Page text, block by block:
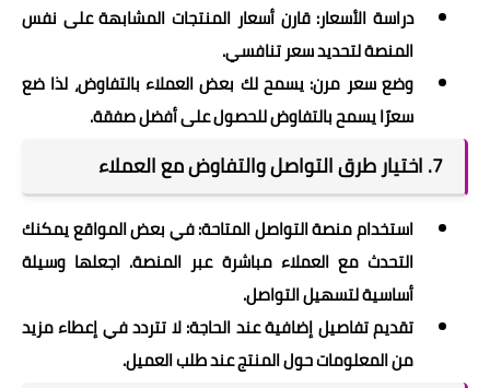
دراسة الأسعار: قارن أسعار المنتجات المشابهة على نفس
المنصة لتحديد سعر تنافسي.
وضع سعر مرن: يسمح لك بعض العملاء بالتفاوض، لذا ضع
سعرًا يسمح بالتفاوض للحصول على أفضل صفقة.
7. اختيار طرق التواصل والتفاوض مع العملاء
استخدام منصة التواصل المتاحة: في بعض المواقع يمكنك
التحدث مع العملاء مباشرة عبر المنصة. اجعلها وسيلة
أساسية لتسهيل التواصل.
تقديم تفاصيل إضافية عند الحاجة: لا تتردد في إعطاء مزيد
من المعلومات حول المنتج عند طلب العميل.